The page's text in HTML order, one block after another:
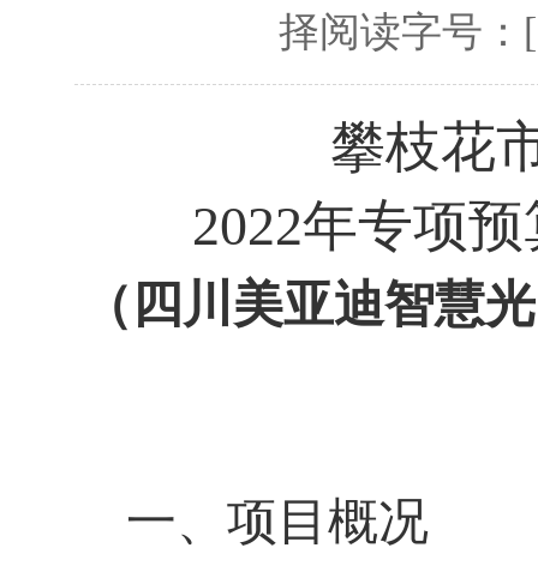
择阅读字号
攀枝花
2022年专项
（ 四川美亚迪智慧
一、 项目概况